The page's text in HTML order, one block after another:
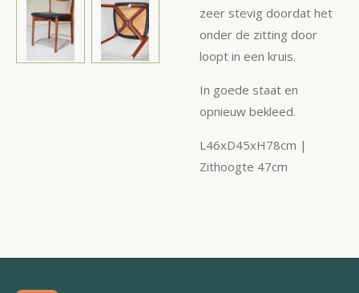
zeer stevig doordat het
onder de zitting door
loopt in een kruis.
In goede staat en
opnieuw bekleed.
L46xD45xH78cm |
Zithoogte 47cm